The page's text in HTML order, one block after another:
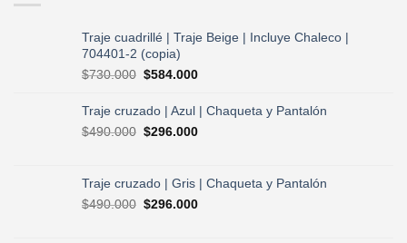
Traje cuadrillé | Traje Beige | Incluye Chaleco |
704401-2 (copia)
$730.000 El
original
era:
$730.000.
$584.000El
actual
es:
$584.000.
Traje cruzado | Azul | Chaqueta y Pantalón
$490.000 El
era:
$490.000.
$296.000El
es:
$296.000.
Traje cruzado | Gris | Chaqueta y Pantalón
$490.000 El
$296.000El